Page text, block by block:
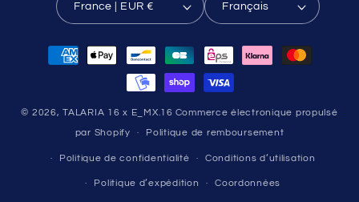
France | EUR € Français
Moyens
© 2026,TALARIA 16 x E_MX.16 Commerce électronique propulsé
par Shopify Politique de remboursement
Politique de confidentialité Conditions d’utilisation
Politique d’expédition Coordonnées